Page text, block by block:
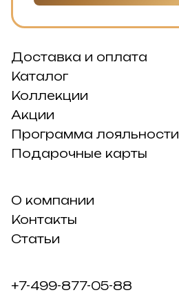
Доставка и оплата
Каталог
Коллекции
Акции
Программа лояльности
Подарочные карты
О компании
Контакты
Статьи
+7-499-877-05-88